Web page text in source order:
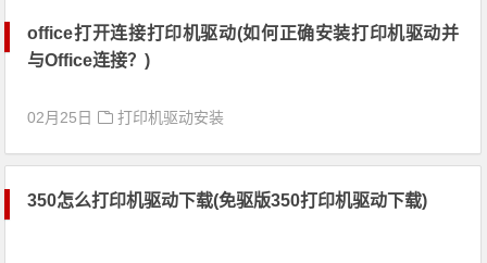
office打开连接打印机驱动(如何正确安装打印机驱动并
与Office连接？)
02月25日 打印机驱动安装
350怎么打印机驱动下载(免驱版350打印机驱动下载)